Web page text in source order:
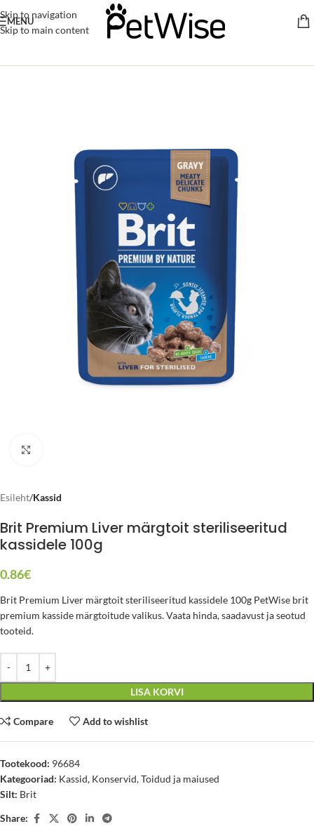
Skip to navigation
Skip to main content
MENU
Esileht Kassid
Brit Premium Liver märgtoit steriliseeritud
kassidele 100g
0.86€
Brit Premium Liver märgtoit steriliseeritud kassidele 100g PetWise brit
premium kasside märgtoitude valikus. Vaata hinda, saadavust ja seotud
tooteid.
LISA KORVI
Compare Add to wishlist
Tootekood: 96684
Kategooriad: Kassid, Konservid,Toidud ja maiused
Silt: Brit
Share: